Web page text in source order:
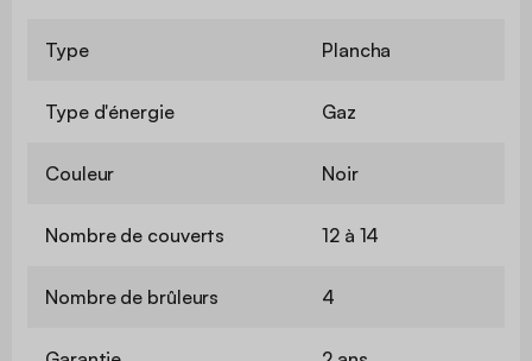
Type Plancha
Type d'énergie Gaz
Couleur Noir
Nombre de couverts 12 à 14
Nombre de brûleurs 4